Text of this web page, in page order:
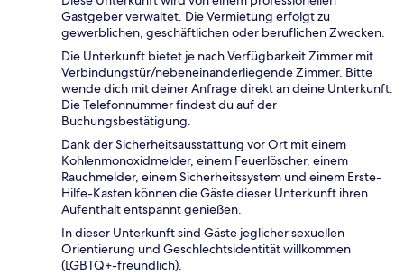
Gastgeber verwaltet. Die Vermietung erfolgt zu
gewerblichen, geschäftlichen oder beruflichen Zwecken.
Die Unterkunft bietet je nach Verfügbarkeit Zimmer mit
Verbindungstür/nebeneinanderliegende Zimmer. Bitte
wende dich mit deiner Anfrage direkt an deine Unterkunft.
Die Telefonnummer findest du auf der
Buchungsbestätigung.
Dank der Sicherheitsausstattung vor Ort mit einem
Kohlenmonoxidmelder, einem Feuerlöscher, einem
Rauchmelder, einem Sicherheitssystem und einem Erste-
Hilfe-Kasten können die Gäste dieser Unterkunft ihren
Aufenthalt entspannt genießen.
In dieser Unterkunft sind Gäste jeglicher sexuellen
Orientierung und Geschlechtsidentität willkommen
(LGBTQ+-freundlich).